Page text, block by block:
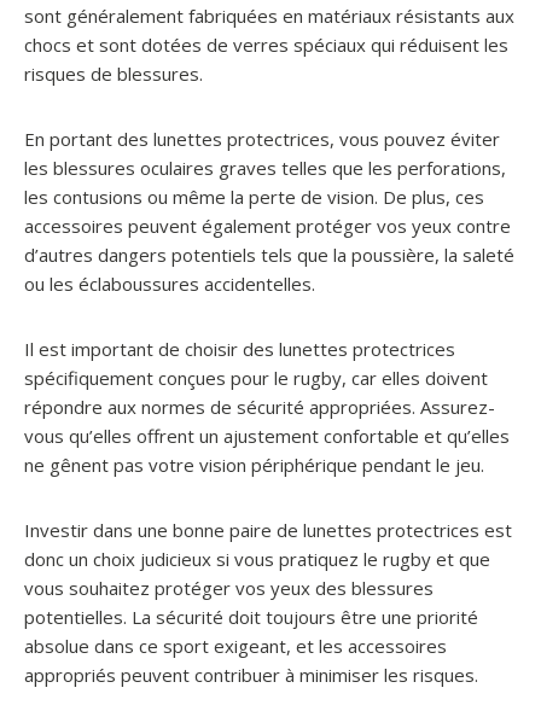
sont généralement fabriquées en matériaux résistants aux
chocs et sont dotées de verres spéciaux qui réduisent les
risques de blessures.
En portant des lunettes protectrices, vous pouvez éviter
les blessures oculaires graves telles que les perforations,
les contusions ou même la perte de vision. De plus, ces
accessoires peuvent également protéger vos yeux contre
d’autres dangers potentiels tels que la poussière, la saleté
ou les éclaboussures accidentelles.
Il est important de choisir des lunettes protectrices
spécifiquement conçues pour le rugby, car elles doivent
répondre aux normes de sécurité appropriées. Assurez-
vous qu’elles offrent un ajustement confortable et qu’elles
ne gênent pas votre vision périphérique pendant le jeu.
Investir dans une bonne paire de lunettes protectrices est
donc un choix judicieux si vous pratiquez le rugby et que
vous souhaitez protéger vos yeux des blessures
potentielles. La sécurité doit toujours être une priorité
absolue dans ce sport exigeant, et les accessoires
appropriés peuvent contribuer à minimiser les risques.